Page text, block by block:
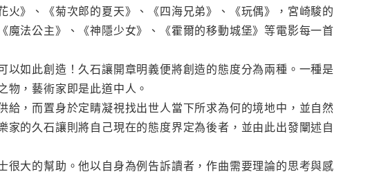
》、《菊次郎的夏天》、《四海兄弟》、《玩偶》，宮崎駿的
魔法公主》、《神隱少女》、《霍爾的移動城堡》等電影每一首
如此創造！久石讓開章明義便將創造的態度分為兩種。一種是
，藝術家即是此道中人。
，而置身於定睛凝視找出世人當下所求為何的境地中，並自然
的久石讓則將自己現在的態度界定為後者，並由此出發闡述自
大的幫助。他以自身為例告訴讀者，作曲需要理論的思考與感